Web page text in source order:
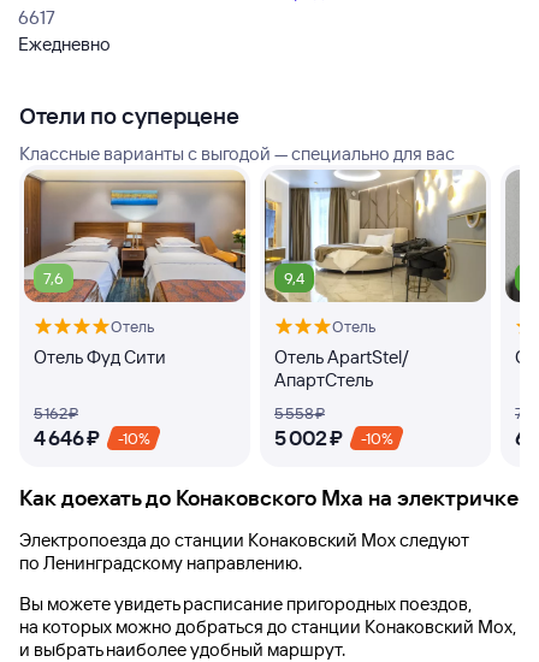
6617
Ежедневно
Отели по суперцене
Классные варианты с выгодой — специально для вас
7,6
Отель
Отель Фуд Сити
5 ⁠162 ⁠₽
4 ⁠646 ⁠₽ -10%
9,4
Отель
Отель ApartStel/
АпартСтель
5 ⁠558 ⁠₽
5 ⁠002 ⁠₽ -10%
7
6
Как доехать до Конаковского Мха на электричке
Электропоезда до станции Конаковский Мохследуют
по Ленинградскому направлению.
Вы можете увидеть расписание пригородных поездов,
на которых можно добраться до станции Конаковский Мох,
и выбрать наиболее удобный маршрут.